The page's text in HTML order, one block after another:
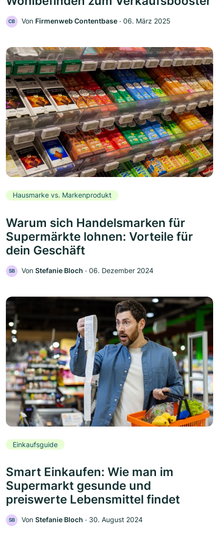
CB Von Firmenweb Contentbase ‧ 06. März 2025
Hausmarke vs. Markenprodukt
Warum sich Handelsmarken für
Supermärkte lohnen: Vorteile für
dein Geschäft
SB Von Stefanie Bloch ‧ 06. Dezember 2024
Einkaufsguide
Smart Einkaufen: Wie man im
Supermarkt gesunde und
preiswerte Lebensmittel findet
SB Von Stefanie Bloch ‧ 30. August 2024